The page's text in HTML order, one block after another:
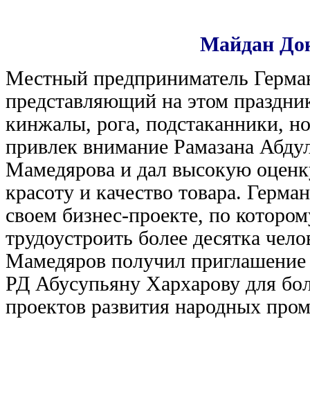
Майдан
Местный предприниматель
представляющий на этом
кинжалы, рога, подстаканники,
привлек внимание Рамазана
Мамедярова и дал высокую
красоту и качество товара.
своем бизнес-проекте, по
трудоустроить более десятка
Мамедяров получил приглашение
РД Абусупьяну Хархарову для
проектов развития народных